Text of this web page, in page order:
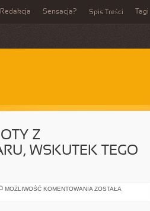
Redakcja Sensacja? Spis Treści Tagi
Z
WSKUTEK TEGO
MOŻLIWOŚĆ KOMENTOWANIA NIEMAŁO
ZOSTAŁA